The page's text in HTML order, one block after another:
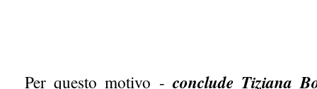
Per questo motivo - conclude Tiziana